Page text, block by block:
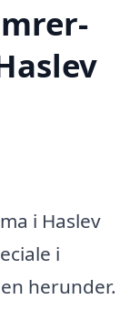
i Haslev
i
herunder.